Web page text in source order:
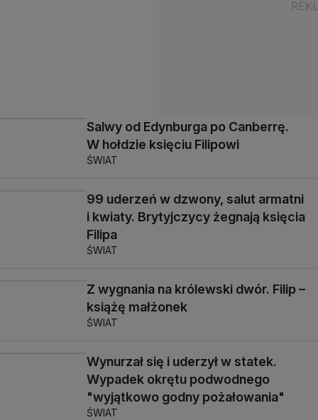
Salwy od Edynburga po Canberrę.
W hołdzie księciu Filipowi
ŚWIAT
99 uderzeń w dzwony, salut armatni
i kwiaty. Brytyjczycy żegnają księcia
Filipa
ŚWIAT
Z wygnania na królewski dwór. Filip –
książę małżonek
ŚWIAT
Wynurzał się i uderzył w statek.
Wypadek okrętu podwodnego
"wyjątkowo godny pożałowania"
ŚWIAT